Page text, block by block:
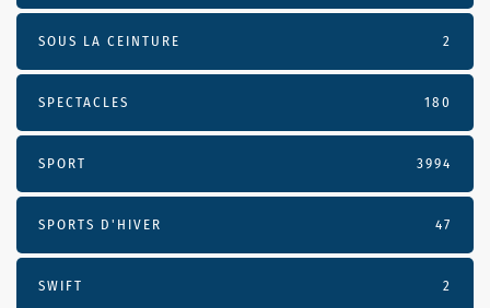
SOUS LA CEINTURE 2
SPECTACLES 180
SPORT 3994
SPORTS D'HIVER 47
SWIFT 2